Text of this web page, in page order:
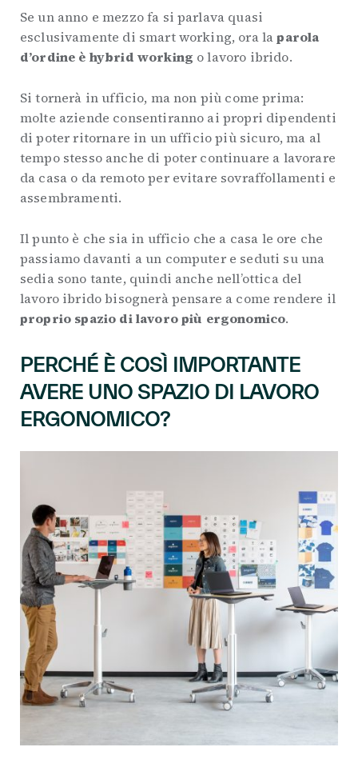
Se un anno e mezzo fa si parlava quasi
esclusivamente di smart working, ora laparola
d’ordine è hybrid working o lavoro ibrido.
Si tornerà in ufficio, ma non più come prima:
molte aziende consentiranno ai propri dipendenti
di poter ritornare in un ufficio più sicuro, ma al
tempo stesso anche di poter continuare a lavorare
da casa o da remoto per evitare sovraffollamenti e
assembramenti.
Il punto è che sia in ufficio che a casa le ore che
passiamo davanti a un computer e seduti su una
sedia sono tante, quindi anche nell’ottica del
lavoro ibrido bisognerà pensare a come rendere il
proprio spazio di lavoro più ergonomico.
PERCHÉ È COSÌ IMPORTANTE
AVERE UNO SPAZIO DI LAVORO
ERGONOMICO?